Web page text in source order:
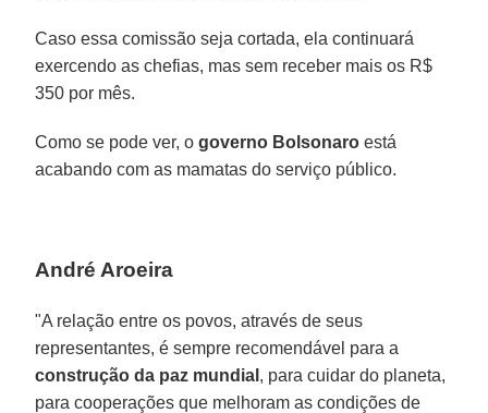
Caso essa comissão seja cortada, ela continuará
exercendo as chefias, mas sem receber mais os R$
350 por mês.
Como se pode ver, ogoverno Bolsonaro está
acabando com as mamatas do serviço público.
André Aroeira
"A relação entre os povos, através de seus
representantes, é sempre recomendável para a
construção da paz mundial , para cuidar do planeta,
para cooperações que melhoram as condições de